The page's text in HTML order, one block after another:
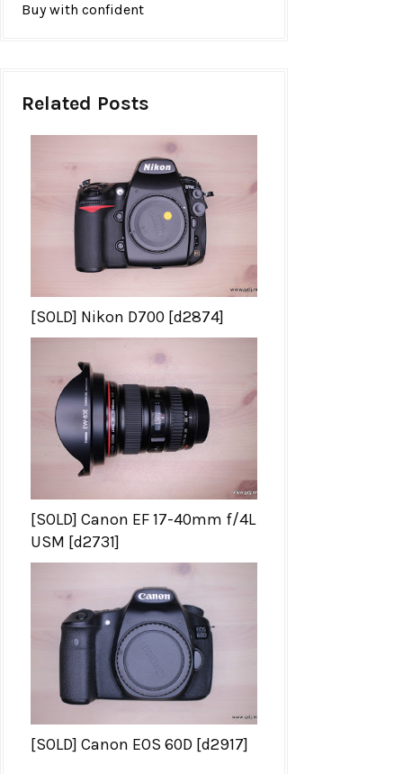
Buy with confident
Related Posts
[SOLD] Nikon D700 [d2874]
[SOLD] Canon EF 17-40mm f/4L
USM [d2731]
[SOLD] Canon EOS 60D [d2917]